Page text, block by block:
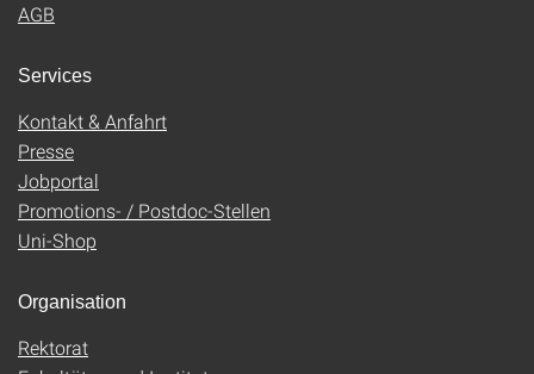
AGB
Services
Kontakt & Anfahrt
Presse
Jobportal
Promotions- / Postdoc-Stellen
Uni-Shop
Organisation
Rektorat